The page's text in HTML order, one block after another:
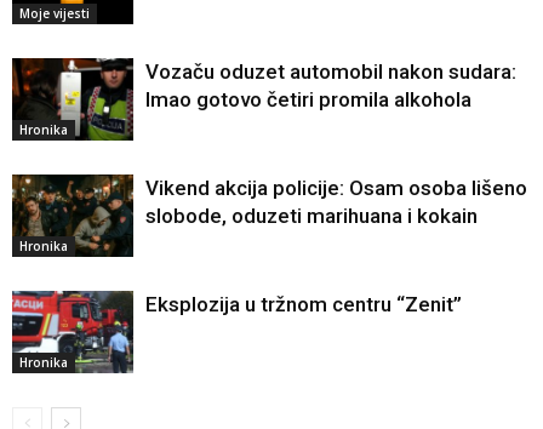
Moje vijesti
Hronika
Vozaču oduzet automobil nakon sudara:
Imao gotovo četiri promila alkohola
Hronika
Vikend akcija policije: Osam osoba lišeno
slobode, oduzeti marihuana i kokain
Hronika
Eksplozija u tržnom centru “Zenit”